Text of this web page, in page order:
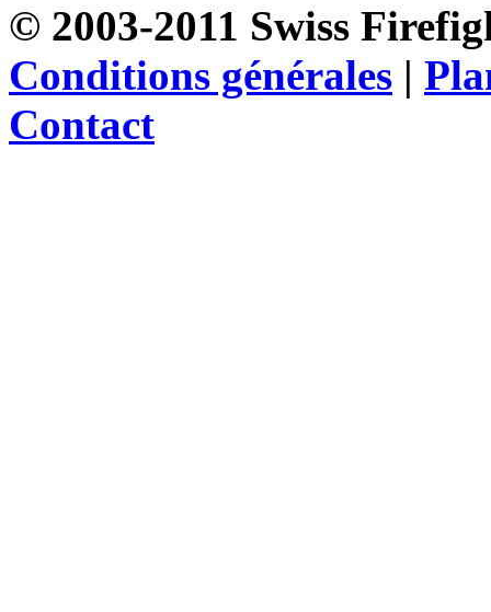
© 2003-2011 Swiss
Conditions générales |
Contact